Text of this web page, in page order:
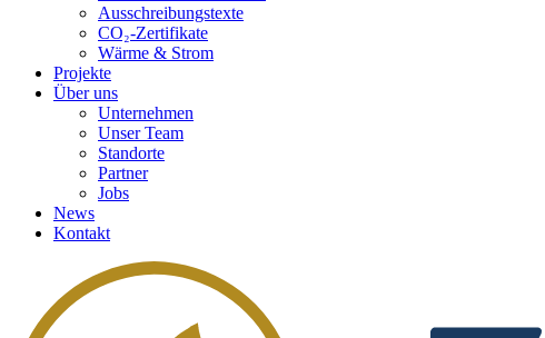
Ausschreibungstexte
CO₂-Zertifikate
Wärme & Strom
Projekte
Über uns
Unternehmen
Unser Team
Standorte
Partner
Jobs
News
Kontakt